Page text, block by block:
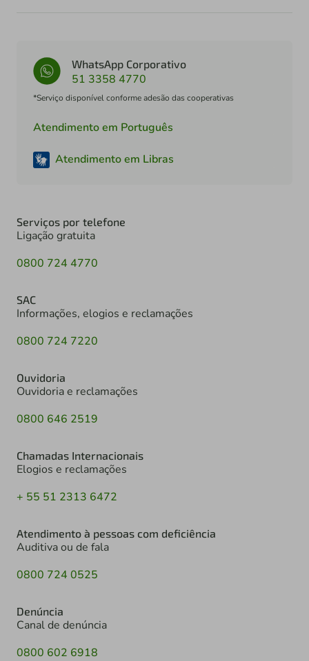
WhatsApp Corporativo
51 3358 4770
*Serviço disponível conforme adesão das cooperativas
Atendimento em Português
Atendimento em Libras
Serviços por telefone
Ligação gratuita
0800 724 4770
SAC
Informações, elogios e reclamações
0800 724 7220
Ouvidoria
Ouvidoria e reclamações
0800 646 2519
Chamadas Internacionais
Elogios e reclamações
+ 55 51 2313 6472
Atendimento à pessoas com deficiência
Auditiva ou de fala
0800 724 0525
Denúncia
Canal de denúncia
0800 602 6918